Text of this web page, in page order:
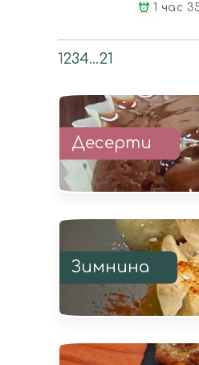
1 час
1234…21
Десерти
Зимнина